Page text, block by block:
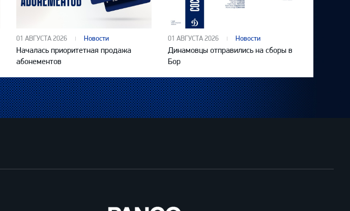
01 АВГУСТА 2026 Новости
Началась приоритетная продажа
абонементов
01 АВГУСТА 2026 Новости
Динамовцы отправились на сборы в
Бор